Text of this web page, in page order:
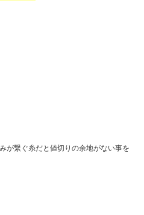
が繋ぐ糸だと値切りの余地がない事を